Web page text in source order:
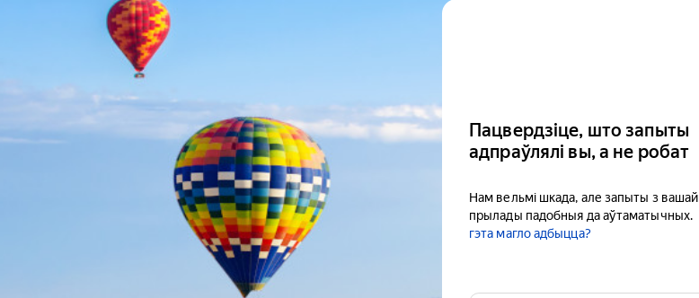
Пацвердзіце, што запыты
адпраўлялі вы, а не робат
Нам вельмі шкада, але запыты з вашай
прылады падобныя да аўтаматычных.
гэта магло адбыцца?